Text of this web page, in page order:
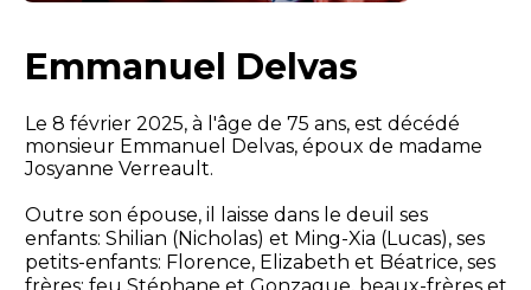
Emmanuel Delvas
Le 8 février 2025, à l'âge de 75 ans, est décédé
monsieur Emmanuel Delvas, époux de madame
Josyanne Verreault.
Outre son épouse, il laisse dans le deuil ses
enfants: Shilian (Nicholas) et Ming-Xia (Lucas), ses
petits-enfants: Florence, Elizabeth et Béatrice, ses